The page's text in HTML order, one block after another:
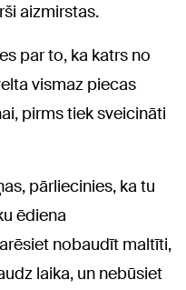
aizmirstas.
par to, ka katrs no
vismaz piecas
pirms tiek sveicināti
pārliecinies, ka tu
ēdiena
nobaudīt maltīti,
laika, un nebūsiet